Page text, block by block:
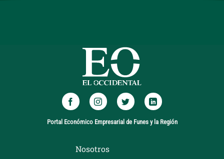
Portal Económico Empresarial de Funes y la Región
Nosotros